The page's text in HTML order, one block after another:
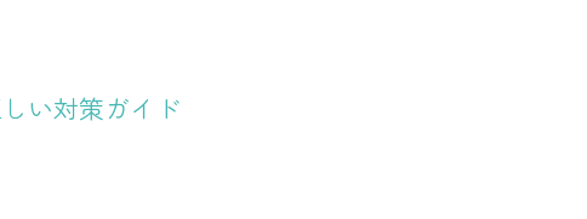
マウスピース矯正
い対策ガイド